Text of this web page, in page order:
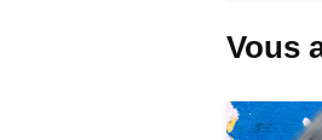
Vous